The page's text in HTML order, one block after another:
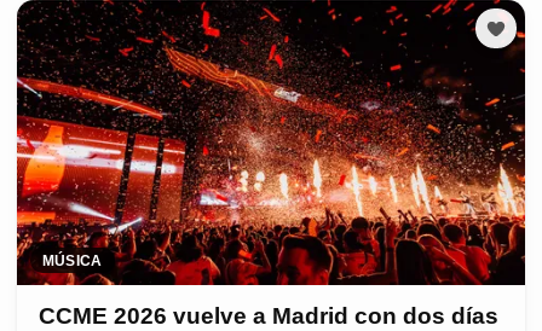
MÚSICA
CCME 2026 vuelve a Madrid con dos días